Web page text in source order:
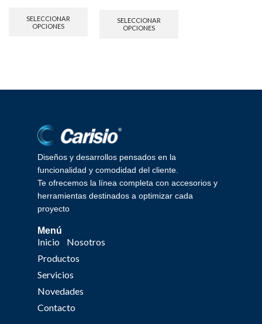
SELECCIONAR
OPCIONES
SELECCIONAR
OPCIONES
Diseños y desarrollos pensados en la
funcionalidad y comodidad del cliente.
Te ofrecemos la línea completa con accesorios y
herramientas destinados a optimizar cada
proyecto
Menú
Inicio
Nosotros
Productos
Servicios
Novedades
Contacto